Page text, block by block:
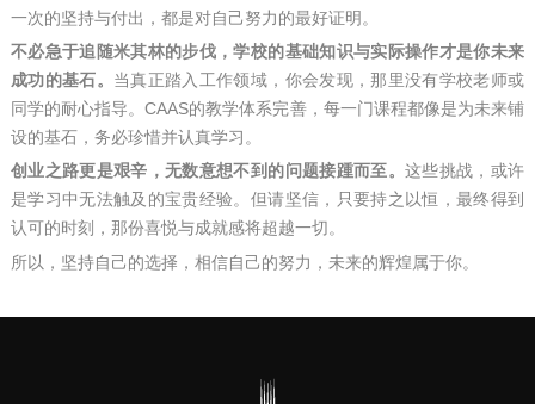
一次的坚持与付出，都是对自己努力的最好证明。
不必急于追随米其林的步伐，学校的基础知识与实际操作才是你未来
成功的基石。 当真正踏入工作领域，你会发现，那里没有学校老师或
同学的耐心指导。CAAS的教学体系完善，每一门课程都像是为未来铺
设的基石，务必珍惜并认真学习。
创业之路更是艰辛，无数意想不到的问题接踵而至。 这些挑战，或许
是学习中无法触及的宝贵经验。但请坚信，只要持之以恒，最终得到
认可的时刻，那份喜悦与成就感将超越一切。
所以，坚持自己的选择，相信自己的努力，未来的辉煌属于你。